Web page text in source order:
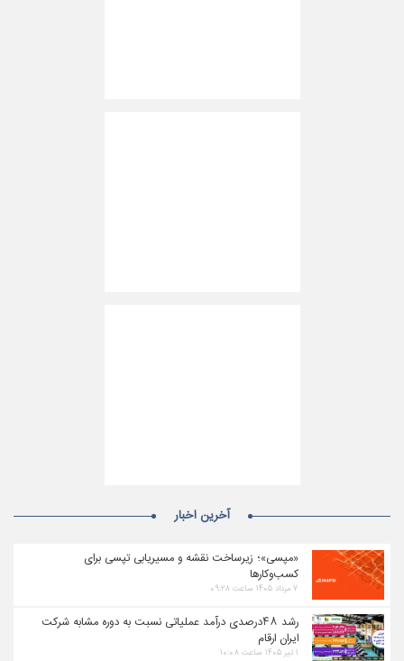
آخرین اخبار
«مپسی»؛ زیرساخت نقشه و مسیریابی تپسی برای
کسب‌وکارها
۷ مرداد ۱۴۰۵ ساعت ۰۹:۲۸
رشد ۴۸درصدی درآمد عملیاتی نسبت به دوره مشابه شرکت
ایران ارقام
۱ تیر ۱۴۰۵ ساعت ۱۰:۰۸